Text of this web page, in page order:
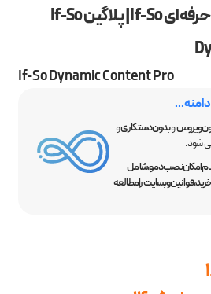
افزونه محتوای پویا و حرفه‌ای If-So | پلاگین If-So
If-So Dynamic Content Pro
ویروسوبدون دستکاریو
شود.
امکان نصب دمو، شامل
قوانین وبسایت را مطالعه